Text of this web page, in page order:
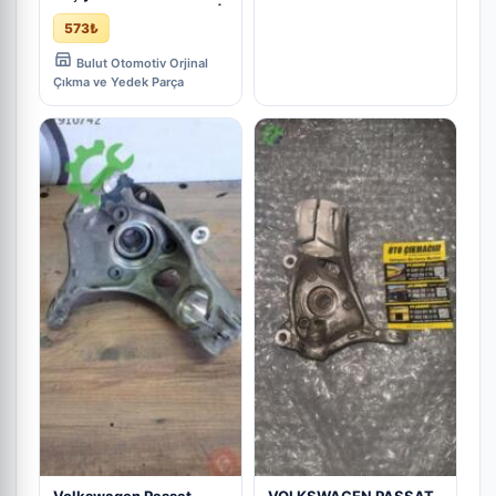
Volkswagen Oto Parça |
ÇIKMA PARÇA
573₺
Bulut Otomotiv Orjinal
Çıkma ve Yedek Parça